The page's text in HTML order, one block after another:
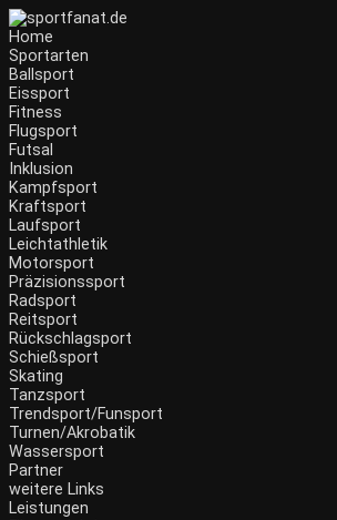
Home
Sportarten
Ballsport
Eissport
Fitness
Flugsport
Futsal
Inklusion
Kampfsport
Kraftsport
Laufsport
Leichtathletik
Motorsport
Präzisionssport
Radsport
Reitsport
Rückschlagsport
Schießsport
Skating
Tanzsport
Trendsport/Funsport
Turnen/Akrobatik
Wassersport
Partner
weitere Links
Leistungen